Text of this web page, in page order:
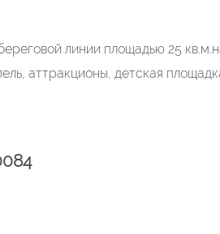
линии площадью 25
аттракционы, детская